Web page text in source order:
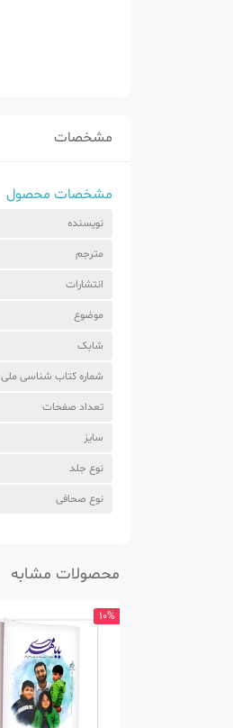
مشخصات
مشخصات محصول
نویسنده
مترجم
انتشارات
موضوع
شابک
شماره کتاب شناسی ملی
تعداد صفحات
سایز
نوع جلد
نوع صحافی
محصولات مشابه
10%